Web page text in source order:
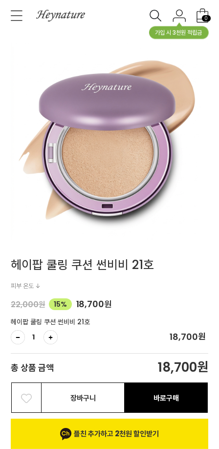
가입 시 3천원 적립금
0
헤이팝 쿨링 쿠션 썬비비 21호
피부 온도 ↓
22,000원 15% 18,700원
헤이팝 쿨링 쿠션 썬비비 21호
18,700원
총 상품 금액 18,700원
장바구니 바로구매
플친 추가하고 2천원 할인받기